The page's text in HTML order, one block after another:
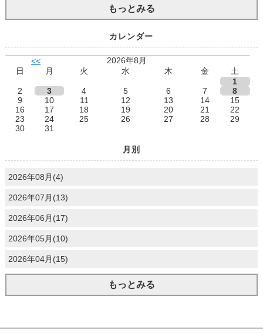
もっとみる
カレンダー
<<
2026年8月
日
月 火 水 木 金
土
1
2
3 4 5 6 7
8
9
10 11 12 13 14
15
16
17 18 19 20 21
22
23
24 25 26 27 28
29
30
31
月別
2026年08月(4)
2026年07月(13)
2026年06月(17)
2026年05月(10)
2026年04月(15)
もっとみる